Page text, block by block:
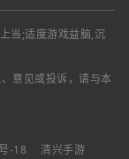
当;适度游戏益脑,沉
意见或投诉，请与本
-18 清兴手游